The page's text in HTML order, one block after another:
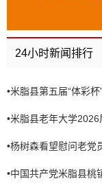
24小时新闻排行
•米脂县第五届“体彩
•米脂县老年大学
•杨树森看望慰问老党
•中国共产党米脂县桃